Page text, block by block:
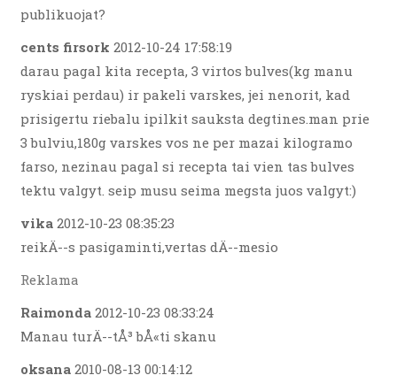
publikuojat?
cents firsork 2012-10-24 17:58:19
darau pagal kita recepta, 3 virtos bulves(kg manu
ryskiai perdau) ir pakeli varskes, jei nenorit, kad
prisigertu riebalu ipilkit sauksta degtines.man prie
3 bulviu,180g varskes vos ne per mazai kilogramo
farso, nezinau pagal si recepta tai vien tas bulves
tektu valgyt. seip musu seima megsta juos valgyt:)
vika 2012-10-23 08:35:23
reikÄ--s pasigaminti,vertas dÄ--mesio
Reklama
Raimonda 2012-10-23 08:33:24
Manau turÄ--tÅ³ bÅ«ti skanu
oksana 2010-08-13 00:14:12